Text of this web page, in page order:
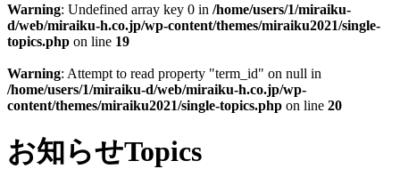
Warning: Undefined array key 0 in /home/users/1/miraiku-
d/web/miraiku-h.co.jp/wp-content/themes/miraiku2021/single-
topics.php on line 19
Warning: Attempt to read property "term_id" on null in
/home/users/1/miraiku-d/web/miraiku-h.co.jp/wp-
content/themes/miraiku2021/single-topics.php on line 20
お知らせTopics